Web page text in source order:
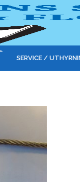
SERVICE /